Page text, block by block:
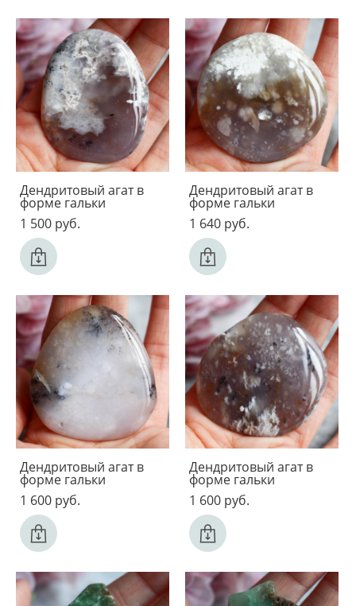
Дендритовый агат в
форме гальки
1 500 pуб.
Дендритовый агат в
форме гальки
1 640 pуб.
Дендритовый агат в
форме гальки
1 600 pуб.
Дендритовый агат в
форме гальки
1 600 pуб.